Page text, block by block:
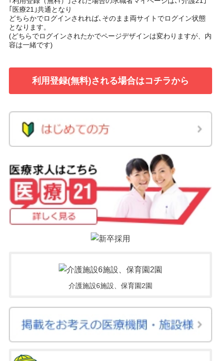
｢医療21｣共通となり
どちらかでログインされれば､そのまま両サイトでログイン状態
となります。
(どちらでログインされたかでページデザインは変わりますが、内
容は一緒です)
利用登録(無料)される場合はコチラから
介護施設6施設、保育園2園